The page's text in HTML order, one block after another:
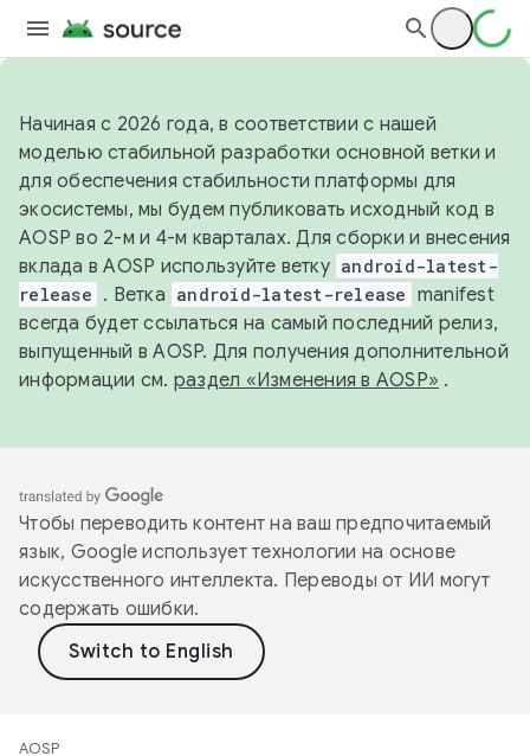
Начиная с 2026 года, в соответствии с нашей
моделью стабильной разработки основной ветки и
для обеспечения стабильности платформы для
экосистемы, мы будем публиковать исходный код в
AOSP во 2-м и 4-м кварталах. Для сборки и внесения
вклада в AOSP используйте ветку android-latest-
release . Ветка android-latest-release manifest
всегда будет ссылаться на самый последний релиз,
выпущенный в AOSP. Для получения дополнительной
информации см. раздел «Изменения в AOSP» .
Чтобы переводить контент на ваш предпочитаемый
язык, Google использует технологии на основе
искусственного интеллекта. Переводы от ИИ могут
содержать ошибки.
AOSP